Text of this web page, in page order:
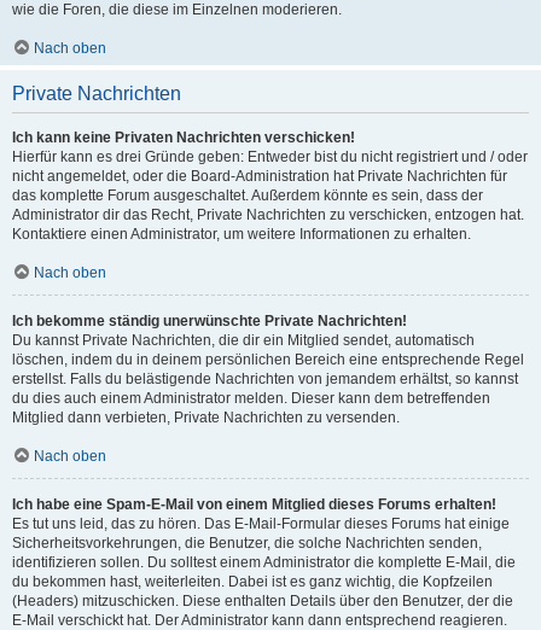
wie die Foren, die diese im Einzelnen moderieren.
Nach oben
Private Nachrichten
Ich kann keine Privaten Nachrichten verschicken!
Hierfür kann es drei Gründe geben: Entweder bist du nicht registriert und / oder
nicht angemeldet, oder die Board-Administration hat Private Nachrichten für
das komplette Forum ausgeschaltet. Außerdem könnte es sein, dass der
Administrator dir das Recht, Private Nachrichten zu verschicken, entzogen hat.
Kontaktiere einen Administrator, um weitere Informationen zu erhalten.
Nach oben
Ich bekomme ständig unerwünschte Private Nachrichten!
Du kannst Private Nachrichten, die dir ein Mitglied sendet, automatisch
löschen, indem du in deinem persönlichen Bereich eine entsprechende Regel
erstellst. Falls du belästigende Nachrichten von jemandem erhältst, so kannst
du dies auch einem Administrator melden. Dieser kann dem betreffenden
Mitglied dann verbieten, Private Nachrichten zu versenden.
Nach oben
Ich habe eine Spam-E-Mail von einem Mitglied dieses Forums erhalten!
Es tut uns leid, das zu hören. Das E-Mail-Formular dieses Forums hat einige
Sicherheitsvorkehrungen, die Benutzer, die solche Nachrichten senden,
identifizieren sollen. Du solltest einem Administrator die komplette E-Mail, die
du bekommen hast, weiterleiten. Dabei ist es ganz wichtig, die Kopfzeilen
(Headers) mitzuschicken. Diese enthalten Details über den Benutzer, der die
E-Mail verschickt hat. Der Administrator kann dann entsprechend reagieren.